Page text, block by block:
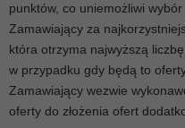
punktów, co uniemożliwi
Zamawiający za
która otrzyma najwyższą
w przypadku gdy będą to
Zamawiający wezwie
oferty do złożenia ofert